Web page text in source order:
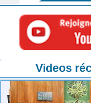
Videos